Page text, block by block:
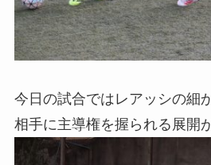
今日の試合ではレアッシの細
相手に主導権を握られる展開